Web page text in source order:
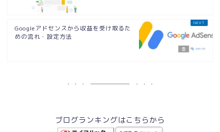
Googleアドセンスから収益を受け取るた
めの流れ・設定方法
ブログランキングはこちらから